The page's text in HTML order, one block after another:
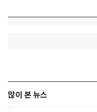
많이 본 뉴스